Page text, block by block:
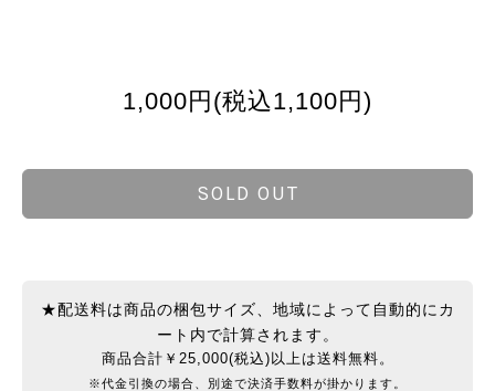
1,000円(税込1,100円)
SOLD OUT
★配送料は商品の梱包サイズ、地域によって自動的にカ
ート内で計算されます。
商品合計￥25,000(税込)以上は送料無料。
※代金引換の場合、別途で決済手数料が掛かります。